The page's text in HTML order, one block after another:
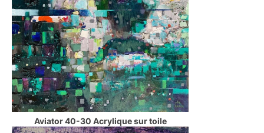
Aviator 40-30 Acrylique sur toile